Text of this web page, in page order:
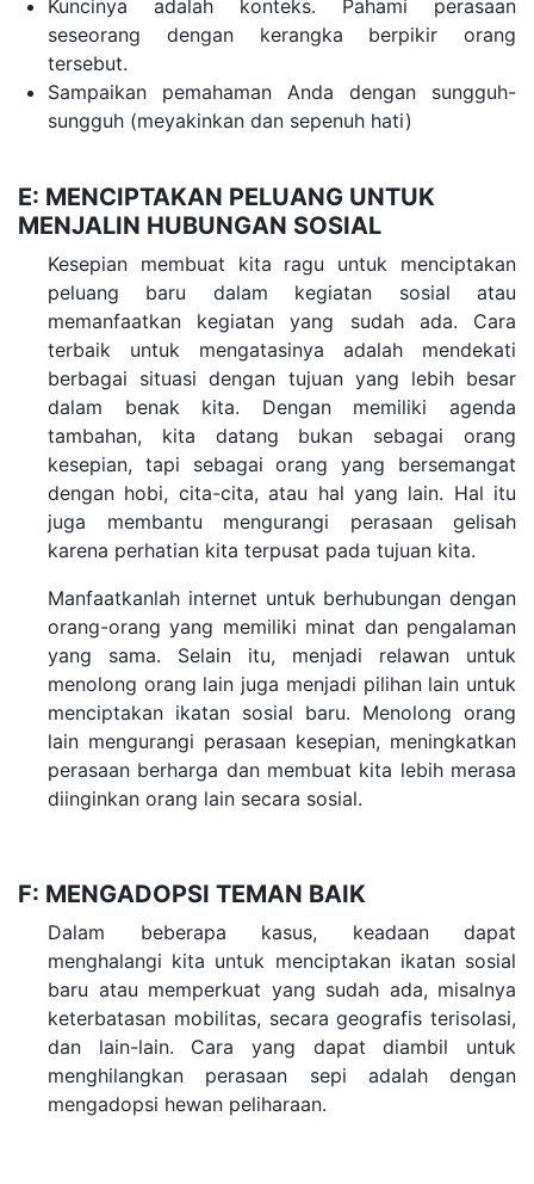
Kuncinya adalah konteks. Pahami perasaan
seseorang dengan kerangka berpikir orang
tersebut.
Sampaikan pemahaman Anda dengan sungguh-
sungguh (meyakinkan dan sepenuh hati)
E: MENCIPTAKAN PELUANG UNTUK
MENJALIN HUBUNGAN SOSIAL
Kesepian membuat kita ragu untuk menciptakan
peluang baru dalam kegiatan sosial atau
memanfaatkan kegiatan yang sudah ada. Cara
terbaik untuk mengatasinya adalah mendekati
berbagai situasi dengan tujuan yang lebih besar
dalam benak kita. Dengan memiliki agenda
tambahan, kita datang bukan sebagai orang
kesepian, tapi sebagai orang yang bersemangat
dengan hobi, cita-cita, atau hal yang lain. Hal itu
juga membantu mengurangi perasaan gelisah
karena perhatian kita terpusat pada tujuan kita.
Manfaatkanlah internet untuk berhubungan dengan
orang-orang yang memiliki minat dan pengalaman
yang sama. Selain itu, menjadi relawan untuk
menolong orang lain juga menjadi pilihan lain untuk
menciptakan ikatan sosial baru. Menolong orang
lain mengurangi perasaan kesepian, meningkatkan
perasaan berharga dan membuat kita lebih merasa
diinginkan orang lain secara sosial.
F: MENGADOPSI TEMAN BAIK
Dalam beberapa kasus, keadaan dapat
menghalangi kita untuk menciptakan ikatan sosial
baru atau memperkuat yang sudah ada, misalnya
keterbatasan mobilitas, secara geografis terisolasi,
dan lain-lain. Cara yang dapat diambil untuk
menghilangkan perasaan sepi adalah dengan
mengadopsi hewan peliharaan.